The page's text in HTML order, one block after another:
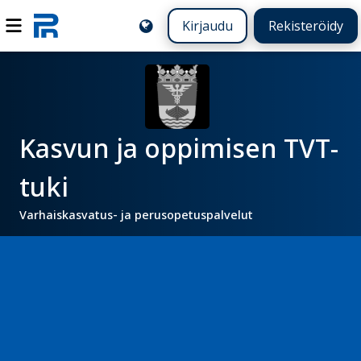
Kirjaudu Rekisteröidy
Kasvun ja oppimisen TVT-
tuki
Varhaiskasvatus- ja perusopetuspalvelut